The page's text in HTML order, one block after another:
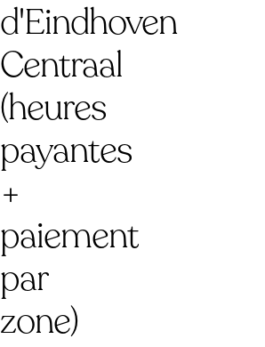
d'Eindhoven
Centraal
(heures
payantes
+
paiement
par
zone)